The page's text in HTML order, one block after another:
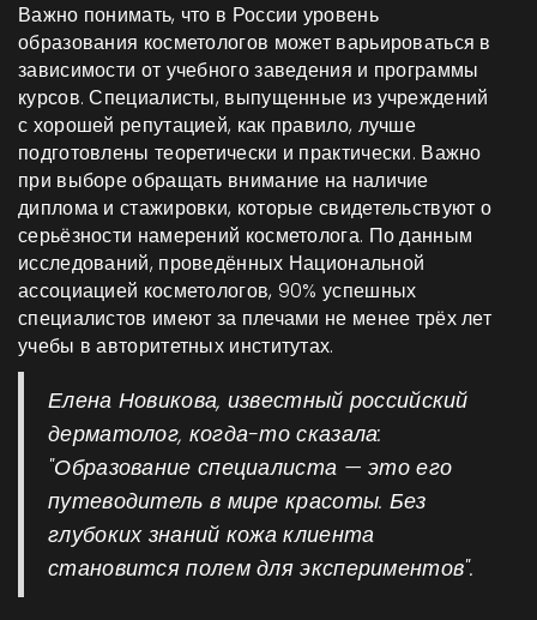
Важно понимать, что в России уровень
образования косметологов может варьироваться в
зависимости от учебного заведения и программы
курсов. Специалисты, выпущенные из учреждений
с хорошей репутацией, как правило, лучше
подготовлены теоретически и практически. Важно
при выборе обращать внимание на наличие
диплома и стажировки, которые свидетельствуют о
серьёзности намерений косметолога. По данным
исследований, проведённых Национальной
ассоциацией косметологов, 90% успешных
специалистов имеют за плечами не менее трёх лет
учебы в авторитетных институтах.
Елена Новикова, известный российский
дерматолог, когда-то сказала:
"Образование специалиста — это его
путеводитель в мире красоты. Без
глубоких знаний кожа клиента
становится полем для экспериментов".